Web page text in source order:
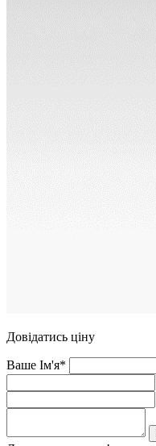
Довідатись ціну
Ваше Ім'я*